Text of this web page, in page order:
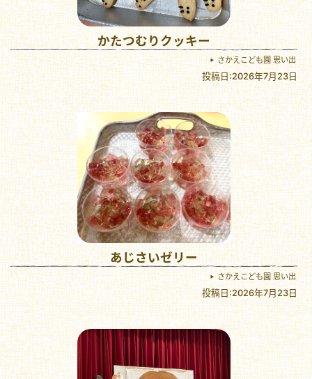
かたつむりクッキー
さかえこども園 思い出
投稿日:2026年7月23日
あじさいゼリー
さかえこども園 思い出
投稿日:2026年7月23日